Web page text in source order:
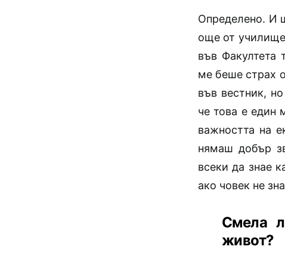
Определено. И
още от
във Факултета
ме беше страх
във вестник,
че това е един
важността на
нямаш добър
всеки да знае
ако човек не
Смела
живот?